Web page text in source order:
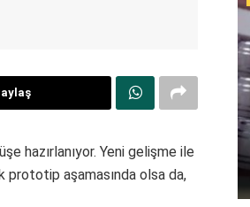
hazırlanıyor. Yeni gelişme ile
prototip aşamasında olsa da,